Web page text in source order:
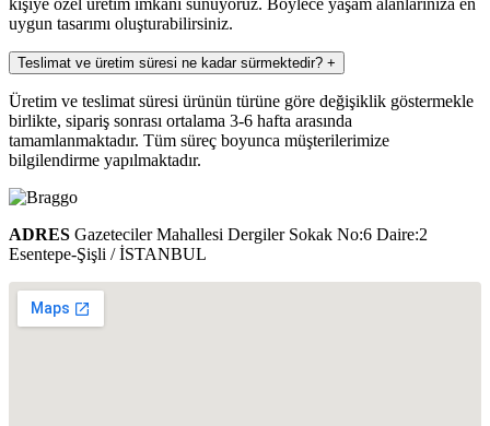
uygun tasarımı oluşturabilirsiniz.
Teslimat ve üretim süresi ne kadar sürmektedir? +
Üretim ve teslimat süresi ürünün türüne göre değişiklik göstermekle
birlikte, sipariş sonrası ortalama 3-6 hafta arasında
tamamlanmaktadır. Tüm süreç boyunca müşterilerimize
bilgilendirme yapılmaktadır.
ADRES Gazeteciler Mahallesi Dergiler Sokak No:6 Daire:2
Esentepe-Şişli / İSTANBUL